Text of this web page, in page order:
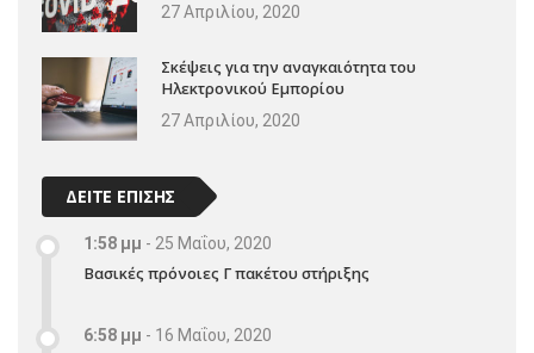
27 Απριλίου, 2020
Σκέψεις για την αναγκαιότητα του
Ηλεκτρονικού Εμπορίου
27 Απριλίου, 2020
ΔΕΙΤΕ ΕΠΙΣΗΣ
1:58 μμ - 25 Μαΐου, 2020
Βασικές πρόνοιες Γ πακέτου στήριξης
6:58 μμ - 16 Μαΐου, 2020